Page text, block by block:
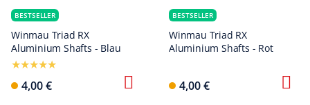
BESTSELLER
Winmau Triad RX
Aluminium Shafts - Blau
4,00 €
BESTSELLER
Winmau Triad RX
Aluminium Shafts - Rot
4,00 €